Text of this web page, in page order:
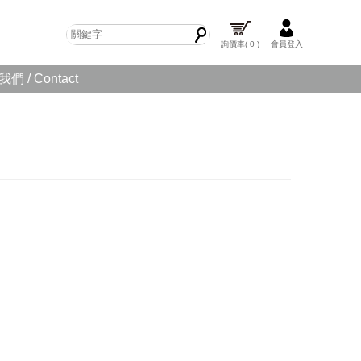
詢價車( 0 ) 會員登入
們 / Contact